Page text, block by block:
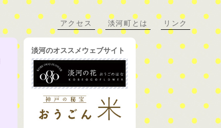
アクセス 淡河町とは リンク
淡河のオススメウェブサイト